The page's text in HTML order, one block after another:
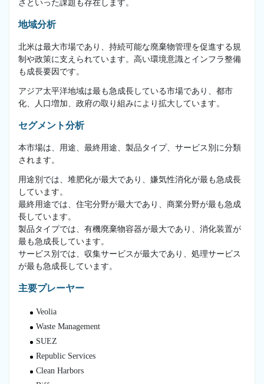
さといった課題も存在します。
地域分析
北米は最大市場であり、持続可能な廃棄物管理を促進する規
制や政策に支えられています。高い環境意識とインフラ整備
も成長要因です。
アジア太平洋地域は最も急成長している市場であり、都市
化、人口増加、政府の取り組みにより拡大しています。
セグメント分析
本市場は、用途、最終用途、製品タイプ、サービス別に分類
されます。
用途別では、堆肥化が最大であり、嫌気性消化が最も急成長
しています。
最終用途では、住宅分野が最大であり、商業分野が最も急成
長しています。
製品タイプでは、有機廃棄物容器が最大であり、消化装置が
最も急成長しています。
サービス別では、収集サービスが最大であり、処理サービス
が最も急成長しています。
主要プレーヤー
Veolia
Waste Management
SUEZ
Republic Services
Clean Harbors